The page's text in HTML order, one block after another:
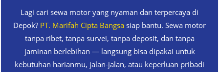
Lagi cari sewa motor yang nyaman dan terpercaya di
Depok? PT. Marifah Cipta Bangsa siap bantu. Sewa motor
tanpa ribet, tanpa survei, tanpa deposit, dan tanpa
jaminan berlebihan — langsung bisa dipakai untuk
kebutuhan harianmu, jalan-jalan, atau keperluan pribadi